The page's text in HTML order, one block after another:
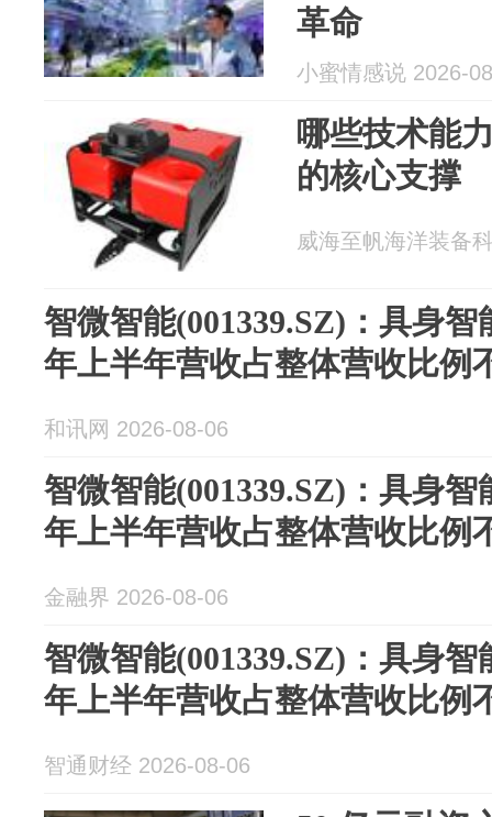
革命
小蜜情感说 2026-
哪些技术能
的核心支撑
威海至帆海洋装备
智微智能(001339.SZ)：具身智
年上半年营收占整体营收比例
和讯网 2026-08-06
智微智能(001339.SZ)：具身智
年上半年营收占整体营收比例
金融界 2026-08-06
智微智能(001339.SZ)：具身智
年上半年营收占整体营收比例
智通财经 2026-08-06